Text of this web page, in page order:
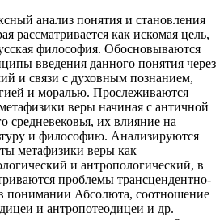
анализ понятия и становления
рассматривается как искомая цель,
философия. Обосновываются
введения данного понятия через
и связи с духовным познанием,
и моралью. Прослеживаются
веры начиная с античной
средневековья, их влияние на
и философию. Анализируются
метафизики веры как
и антропологический, в
проблемы трансцендентно-
понимании Абсолюта, соотношение
и антропотеодицеи и др.